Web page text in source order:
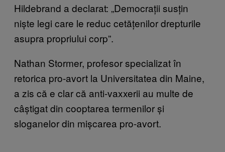
Hildebrand a declarat: „Democrații susțin
niște legi care le reduc cetățenilor drepturile
asupra propriului corp”.
Nathan Stormer, profesor specializat în
retorica pro-avort la Universitatea din Maine,
a zis că e clar că anti-vaxxerii au multe de
câștigat din cooptarea termenilor și
sloganelor din mișcarea pro-avort.